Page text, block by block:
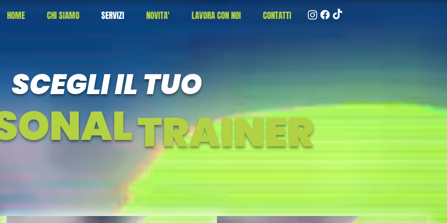
HOME CHI SIAMO SERVIZI NOVITA' LAVORA CON NOI CONTATTI
SCEGLI IL TUO
TRAINER